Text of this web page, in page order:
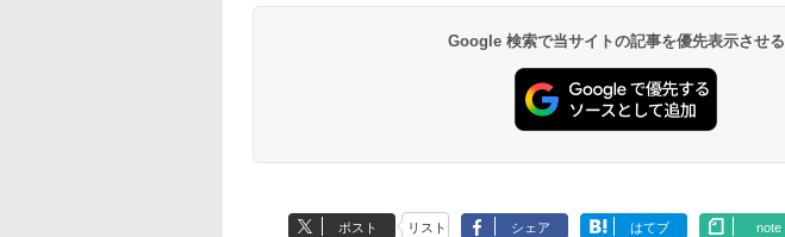
Google 検索で当サイトの記事を優先表示させる
ポスト リスト シェア はてブ note